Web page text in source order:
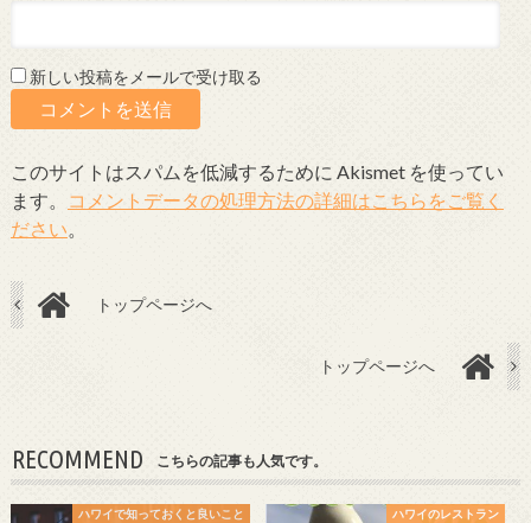
新しい投稿をメールで受け取る
このサイトはスパムを低減するために Akismet を使ってい
ます。
コメントデータの処理方法の詳細はこちらをご覧く
ださい
トップページへ
トップページへ
RECOMMEND こちらの記事も人気です。
ハワイで知っておくと良いこと ハワイのレストラン